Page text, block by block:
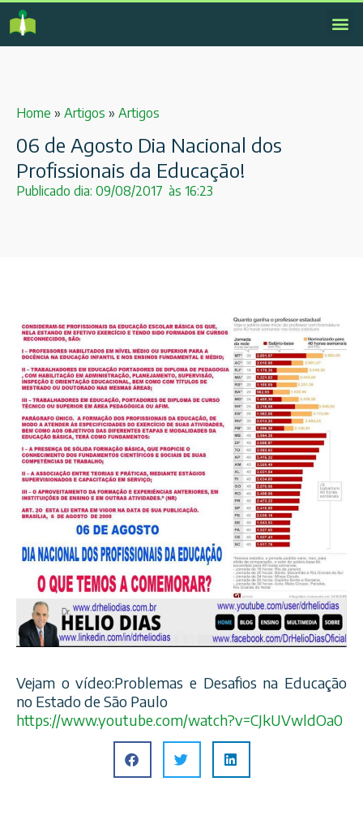
Home » Artigos » Artigos
06 de Agosto Dia Nacional dos
Profissionais da Educação!
Publicado dia: 09/08/2017 às 16:23
Vejam o vídeo:Problemas e Desafios na Educação
no Estado de São Paulo
https://www.youtube.com/watch?v=CJkUVwldOa0